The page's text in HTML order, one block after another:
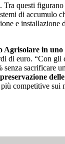
. Tra questi
di
e installazione
Agrisolare in uno
di euro. “Con
competitive sui